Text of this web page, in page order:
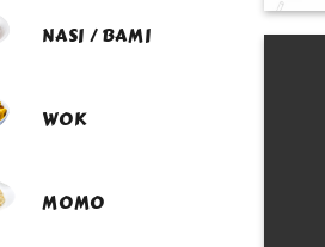
NASI / BAMI
WOK
MOMO